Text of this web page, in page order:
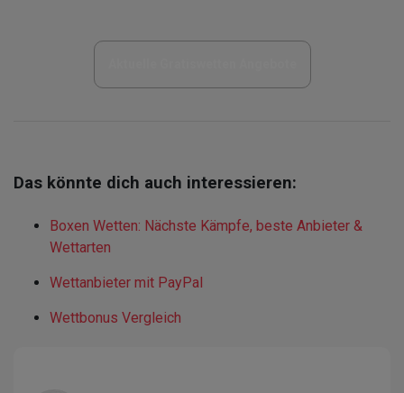
Das könnte dich auch interessieren:
Boxen Wetten: Nächste Kämpfe, beste Anbieter &
Wettarten
Wettanbieter mit PayPal
Wettbonus Vergleich